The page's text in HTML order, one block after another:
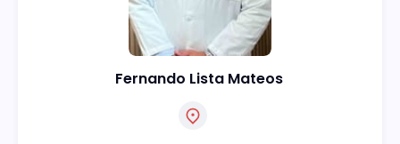
Fernando Lista Mateos